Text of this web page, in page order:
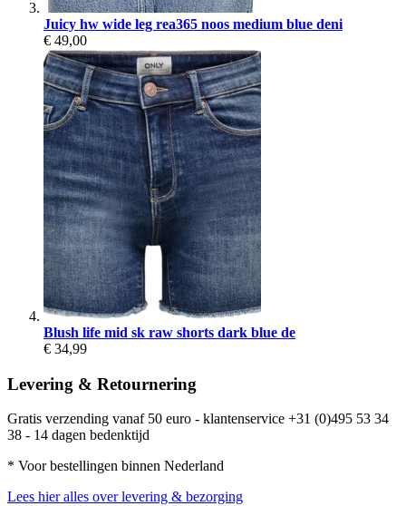
Juicy hw wide leg rea365 noos medium blue deni
€ 49,00
Blush life mid sk raw shorts dark blue de
€ 34,99
Levering & Retournering
Gratis verzending vanaf 50 euro - klantenservice +31 (0)495 53 34
38 - 14 dagen bedenktijd
* Voor bestellingen binnen Nederland
Lees hier alles over levering & bezorging